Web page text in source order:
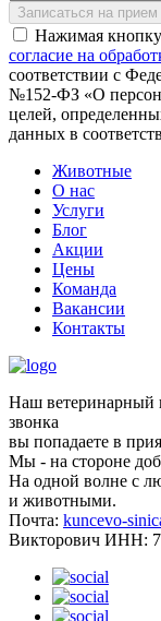
Нажимая кнопку
согласие на
соответствии с
№152-ФЗ «О
целей,
данных в
Животные
О нас
Услуги
Блог
Акции
Цены
Команда
Вакансии
Контакты
Наш ветеринарный
звонка
вы попадаете в
Мы - на стороне
На одной волне с
и животными.
Почта: kuncevo-
Викторович ИНН: